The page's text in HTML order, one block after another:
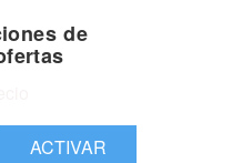
de
ACTIVAR